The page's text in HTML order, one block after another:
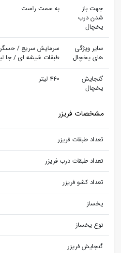
جهت باز
شدن درب
یخچال
به سمت راست
سایر ویژگی
های یخچال
سرمایش سریع / حسگر
طبقات شیشه ای / جا
گنجایش
یخچال
440 لیتر
مشخصات فریزر
تعداد طبقات فریزر
تعداد طبقات درب فریزر
تعداد کشو فریزر
یخساز
نوع یخساز
گنجایش فریزر